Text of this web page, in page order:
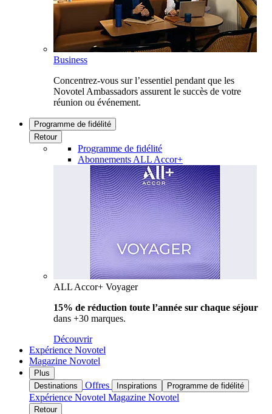
Business
Concentrez-vous sur l’essentiel pendant que les
Novotel Ambassadors assurent le succès de votre
réunion ou événement.
Programme de fidélité
Retour
Programme de fidélité
Abonnements ALL Accor+
ALL Accor+ Voyager
15% de réduction toute l’année sur chaque séjour
dans +30 marques.
Découvrir
Expérience Novotel
Magazine Novotel
Plus
Destinations
Offres Inspirations Programme de fidélité
Expérience Novotel Magazine Novotel
Retour